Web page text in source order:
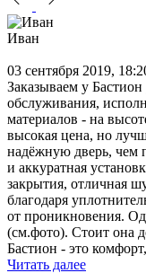
Иван
03 сентября 2019,
Заказываем у
обслуживания,
материалов - на
высокая цена, но
надёжную дверь, чем
и аккуратная
закрытия, отличная
благодаря
от проникновения.
(см.фото). Стоит она
Бастион - это
Читать далее